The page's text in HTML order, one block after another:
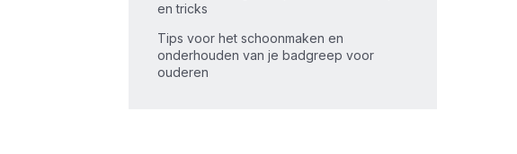
en tricks
Tips voor het schoonmaken en
onderhouden van je badgreep voor
ouderen